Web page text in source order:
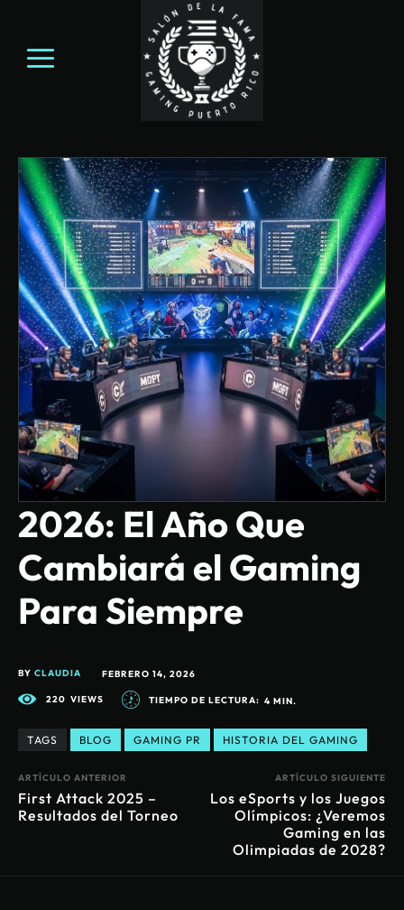
2026: El Año Que
Cambiará el Gaming
Para Siempre
BY CLAUDIA FEBRERO 14, 2026
220 VIEWS TIEMPO DE LECTURA: 4 MIN.
TAGS BLOG GAMING PR HISTORIA DEL GAMING
ARTÍCULO ANTERIOR
First Attack 2025 –
Resultados del Torneo
ARTÍCULO SIGUIENTE
Los eSports y los Juegos
Olímpicos: ¿Veremos
Gaming en las
Olimpiadas de 2028?